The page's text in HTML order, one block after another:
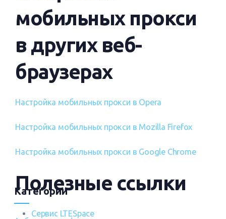
мобильных прокси
в других веб-
браузерах
Настройка мобильных прокси в Opera
Настройка мобильных прокси в Mozilla Firefox
Настройка мобильных прокси в Google Chrome
Полезные ссылки
Сервис LTESpace
Категории